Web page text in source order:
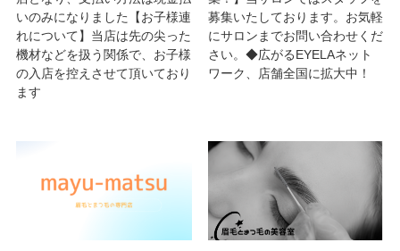
いのみになりました【お子様連
れについて】当店は先の尖った
機材などを扱う関係で、お子様
の入店を控えさせて頂いており
ます
募集いたしております。お気軽
にサロンまでお問い合わせくだ
さい。◆広がるEYELAネット
ワーク、店舗全国に拡大中！